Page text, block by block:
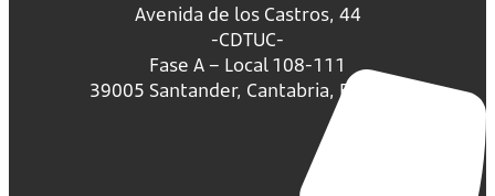
Avenida de los Castros, 44
-CDTUC-
Fase A – Local 108-111
39005 Santander, Cantabria, España.